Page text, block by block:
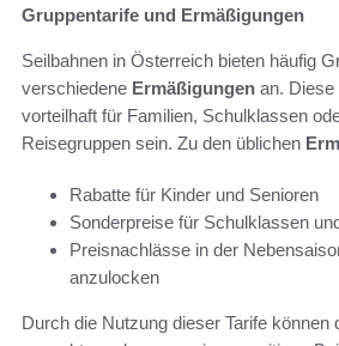
Gruppentarife und Ermäßigungen
Seilbahnen in Österreich bieten häufig
verschiedene Ermäßigungen an. Diese
vorteilhaft für Familien, Schulklassen
Reisegruppen sein. Zu den üblichen
Rabatte für Kinder und Senioren
Sonderpreise für Schulklassen
Preisnachlässe in der
anzulocken
Durch die Nutzung dieser Tarife können